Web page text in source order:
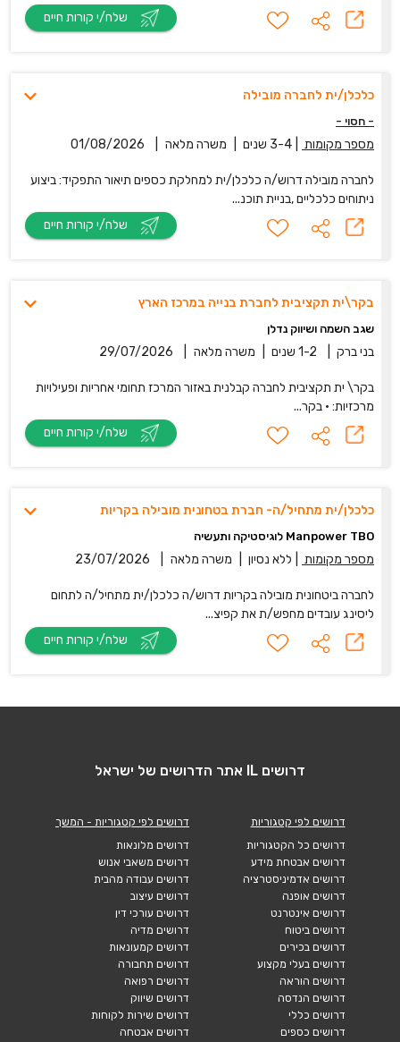
כלכלן/ית לחברה מובילה
- חסוי -
מספר מקומות 3-4 שנים משרה מלאה 01/08/2026
לחברה מובילה דרוש/ה כלכלן/ית למחלקת כספים תיאור התפקיד: ביצוע
ניתוחים כלכליים ,בניית תוכנ...
בקר\ית תקציבית לחברת בנייה במרכז הארץ
שגב השמה ושיווק נדלן
בני ברק 1-2 שנים משרה מלאה 29/07/2026
בקר\ ית תקציבית לחברה קבלנית באזור המרכז תחומי אחריות ופעילויות
מרכזיות: • בקר...
כלכלן/ית מתחיל/ה- חברת בטחונית מובילה בקריות
Manpower TBO לוגיסטיקה ותעשיה
מספר מקומות ללא נסיון משרה מלאה 23/07/2026
לחברה ביטחונית מובילה בקריות דרוש/ה כלכלן/ית מתחיל/ה לתחום
ליסינג עובדים מחפש/ת את קפיצ...
דרושים IL אתר הדרושים של ישראל
דרושים לפי קטגוריות
דרושים כל הקטגוריות
דרושים אבטחת מידע
דרושים אדמיניסטרציה
דרושים אופנה
דרושים אינטרנט
דרושים ביטוח
דרושים בכירים
דרושים בעלי מקצוע
דרושים הוראה
דרושים הנדסה
דרושים כללי
דרושים כספים
דרושים לפי קטגוריות - המשך
דרושים מלונאות
דרושים משאבי אנוש
דרושים עבודה מהבית
דרושים עיצוב
דרושים עורכי דין
דרושים מדיה
דרושים קמעונאות
דרושים תחבורה
דרושים רפואה
דרושים שיווק
דרושים שירות לקוחות
דרושים אבטחה